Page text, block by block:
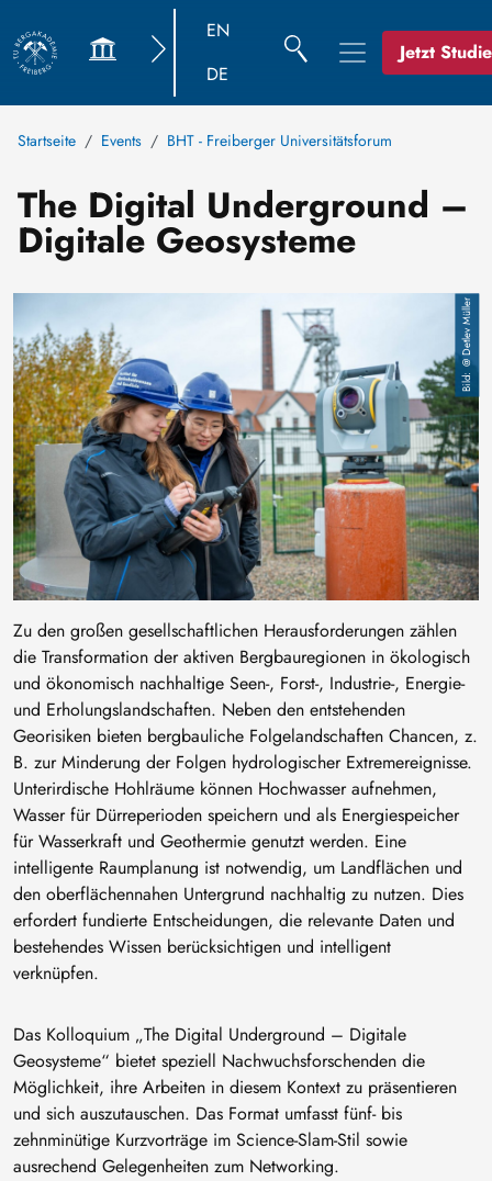
Jetzt
EN
DE
Startseite Events BHT - Freiberger Universitätsforum
The Digital Underground –
Digitale Geosysteme
@ Detlev Müller
Zu den großen gesellschaftlichen Herausforderungen zählen
die Transformation der aktiven Bergbauregionen in ökologisch
und ökonomisch nachhaltige Seen-, Forst-, Industrie-, Energie-
und Erholungslandschaften. Neben den entstehenden
Georisiken bieten bergbauliche Folgelandschaften Chancen, z.
B. zur Minderung der Folgen hydrologischer Extremereignisse.
Unterirdische Hohlräume können Hochwasser aufnehmen,
Wasser für Dürreperioden speichern und als Energiespeicher
für Wasserkraft und Geothermie genutzt werden. Eine
intelligente Raumplanung ist notwendig, um Landflächen und
den oberflächennahen Untergrund nachhaltig zu nutzen. Dies
erfordert fundierte Entscheidungen, die relevante Daten und
bestehendes Wissen berücksichtigen und intelligent
verknüpfen.
Das Kolloquium „The Digital Underground – Digitale
Geosysteme“ bietet speziell Nachwuchsforschenden die
Möglichkeit, ihre Arbeiten in diesem Kontext zu präsentieren
und sich auszutauschen. Das Format umfasst fünf- bis
zehnminütige Kurzvorträge im Science-Slam-Stil sowie
ausrechend Gelegenheiten zum Networking.